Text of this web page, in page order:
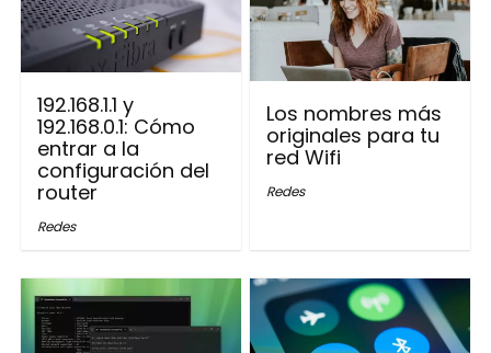
192.168.1.1 y
192.168.0.1: Cómo
entrar a la
configuración del
router
Redes
Los nombres más
originales para tu
red Wifi
Redes